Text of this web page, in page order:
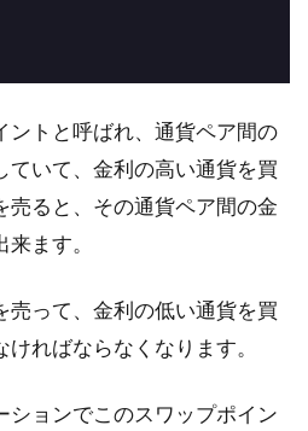
ントと呼ばれ、通貨ペア間の
ていて、金利の高い通貨を買
売ると、その通貨ペア間の金
ます。
売って、金利の低い通貨を買
ればならなくなります。
ションでこのスワップポイン